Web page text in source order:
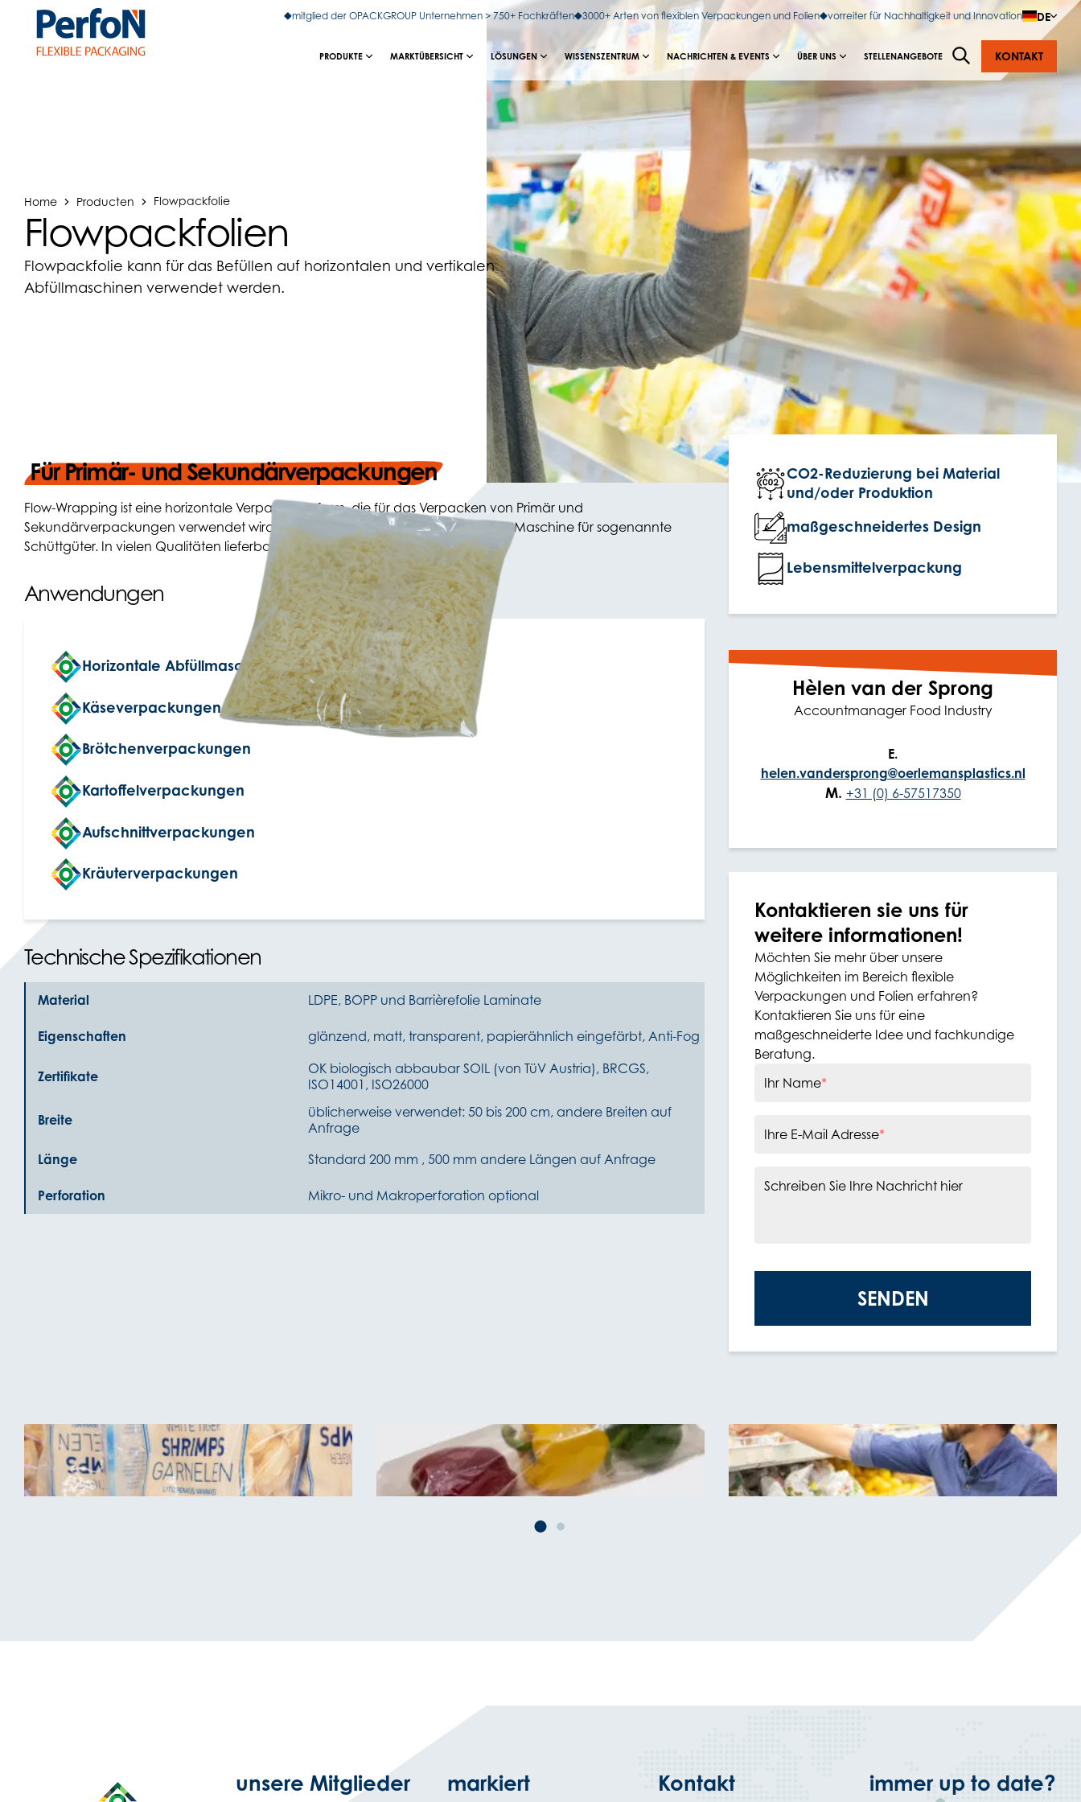
mitglied der OPACKGROUP Unternehmen > 750+ Fachkräften 3000+ Arten von flexiblen Verpackungen und Folien vorreiter für Nachhaltigkeit und Innovation DE
PRODUKTE MARKTÜBERSICHT LÖSUNGEN WISSENSZENTRUM NACHRICHTEN & EVENTS ÜBER UNS STELLENANGEBOTE KONTAKT
Home Producten Flowpackfolie
Flowpackfolien
Flowpackfolie kann für das Befüllen auf horizontalen und vertikalen
Abfüllmaschinen verwendet werden.
Für Primär- und Sekundärverpackungen
Flow-Wrapping ist eine horizontale Verpackungsform, die für das Verpacken von Primär und
Sekundärverpackungen verwendet wird. Der vertikale Flowpacker ist die ideale Maschine für sogenannte
Schüttgüter. In vielen Qualitäten lieferbar.
Anwendungen
Horizontale Abfüllmaschinen
Käseverpackungen
Brötchenverpackungen
Kartoffelverpackungen
Aufschnittverpackungen
Kräuterverpackungen
Technische Spezifikationen
Material LDPE, BOPP und Barrièrefolie Laminate
Eigenschaften glänzend, matt, transparent, papierähnlich eingefärbt, Anti-Fog
Zertifikate
OK biologisch abbaubar SOIL (von TüV Austria), BRCGS,
ISO14001, ISO26000
Breite
üblicherweise verwendet: 50 bis 200 cm, andere Breiten auf
Anfrage
Länge
Standard 200 mm , 500 mm andere Längen auf Anfrage
Perforation Mikro- und Makroperforation optional
CO2-Reduzierung bei Material
und/oder Produktion
maßgeschneidertes Design
Lebensmittelverpackung
Hèlen van der Sprong
Accountmanager Food Industry
E.
helen.vandersprong@oerlemansplastics.nl
M. +31 (0) 6-57517350
Kontaktieren sie uns für
weitere informationen!
Möchten Sie mehr über unsere
Möglichkeiten im Bereich flexible
Verpackungen und Folien erfahren?
Kontaktieren Sie uns für eine
maßgeschneiderte Idee und fachkundige
Beratung.
Ihr Name*
Ihre E-Mail Adresse*
Schreiben Sie Ihre Nachricht hier
SENDEN
unsere Mitglieder markiert Kontakt immer up to date?